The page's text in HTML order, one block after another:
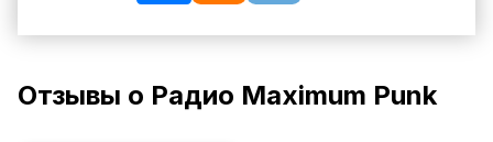
Отзывы о Радио Maximum Punk